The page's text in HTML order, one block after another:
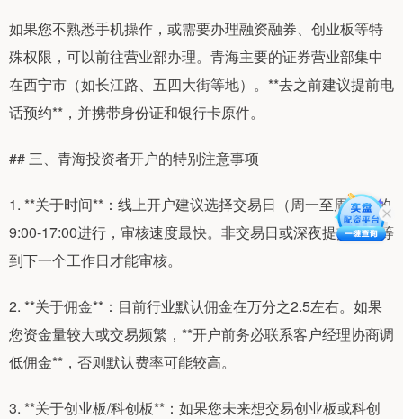
如果您不熟悉手机操作，或需要办理融资融券、创业板等特
殊权限，可以前往营业部办理。青海主要的证券营业部集中
在西宁市（如长江路、五四大街等地）。**去之前建议提前电
话预约**，并携带身份证和银行卡原件。
## 三、青海投资者开户的特别注意事项
1. **关于时间**：线上开户建议选择交易日（周一至周五）的
9:00-17:00进行，审核速度最快。非交易日或深夜提交，需等
到下一个工作日才能审核。
2. **关于佣金**：目前行业默认佣金在万分之2.5左右。如果
您资金量较大或交易频繁，**开户前务必联系客户经理协商调
低佣金**，否则默认费率可能较高。
3. **关于创业板/科创板**：如果您未来想交易创业板或科创